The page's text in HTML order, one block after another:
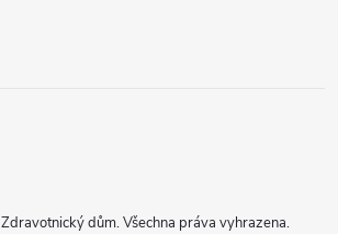
Zdravotnický dům. Všechna práva vyhrazena.